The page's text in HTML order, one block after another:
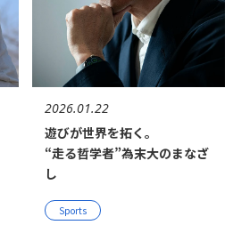
2026.01.22
遊びが世界を拓く。
“走る哲学者”為末大のまなざ
し
Sports